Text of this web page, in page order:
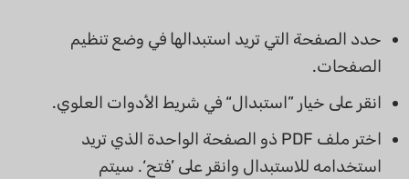
حدد الصفحة التي تريد استبدالها في وضع تنظيم
الصفحات.
انقر على خيار ”استبدال“ في شريط الأدوات العلوي.
اختر ملف PDF ذو الصفحة الواحدة الذي تريد
استخدامه للاستبدال وانقر على ’فتح‘. سيتم